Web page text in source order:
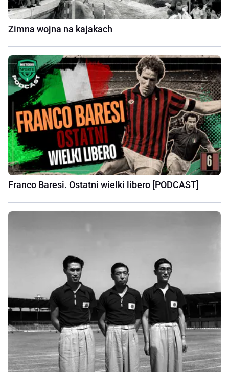
Zimna wojna na kajakach
Franco Baresi. Ostatni wielki libero [PODCAST]